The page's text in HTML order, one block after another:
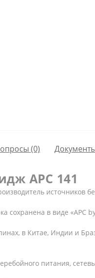
(0)
APC 141
источников
сохранена в виде «APC
в Китае, Индии и
питания,